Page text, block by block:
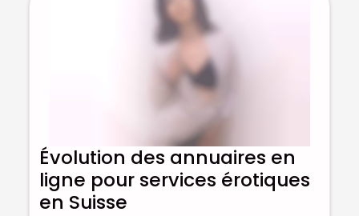
Évolution des annuaires en
ligne pour services érotiques
en Suisse